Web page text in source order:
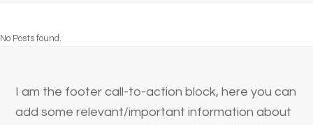
No Posts found.
I am the footer call-to-action block, here you can
add some relevant/important information about